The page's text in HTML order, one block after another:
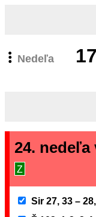
Nedeľa
24.
Z
Sir 27, 33 –